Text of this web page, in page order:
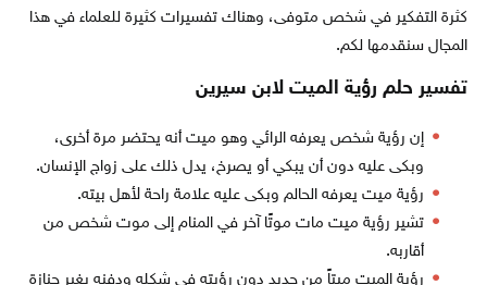
كثرة التفكير في شخص متوفى، وهناك تفسيرات كثيرة للعلماء في هذا
المجال سنقدمها لكم.
تفسير حلم رؤية الميت لابن سيرين
إن رؤية شخص يعرفه الرائي وهو ميت أنه يحتضر مرة أخرى،
وبكى عليه دون أن يبكي أو يصرخ، يدل ذلك على زواج الإنسان.
رؤية ميت يعرفه الحالم وبكى عليه علامة راحة لأهل بيته.
تشير رؤية ميت مات موتًا آخر في المنام إلى موت شخص من
أقاربه.
رؤية الميت ميتاً من جديد دون رؤيته في شكله ودفنه بغير جنازة